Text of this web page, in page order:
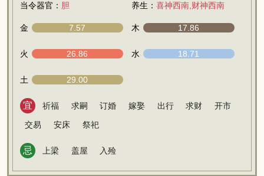
当令器官： 胆 养生： 喜神西南,财神西南
金 7.57 木 17.86
火 26.86 水 18.71
土 29.00
宜 祈福 求嗣 订婚 嫁娶 出行 求财
开市
交易
安床 祭祀
忌 上梁 盖屋 入殓